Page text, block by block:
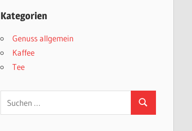
Kategorien
Genuss allgemein
Kaffee
Tee
Suchen